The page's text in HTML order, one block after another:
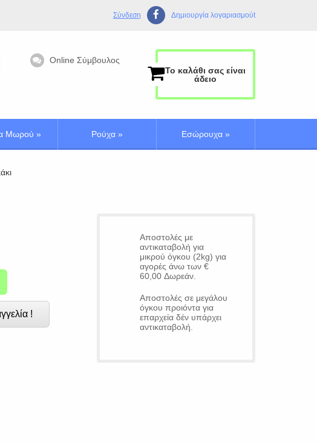
Σύνδεση Δημιουργία λογαριασμούt
Online Σύμβουλος
Το καλάθι σας είναι
άδειο
Μωρού » Ρούχα » Εσώρουχα »
!
Αποστολές με
αντικαταβολή για
μικρού όγκου (2kg) για
αγορές άνω των €
60,00 Δωρεάν.
Αποστολές σε μεγάλου
όγκου προιόντα για
επαρχεία δέν υπάρχει
αντικαταβολή.